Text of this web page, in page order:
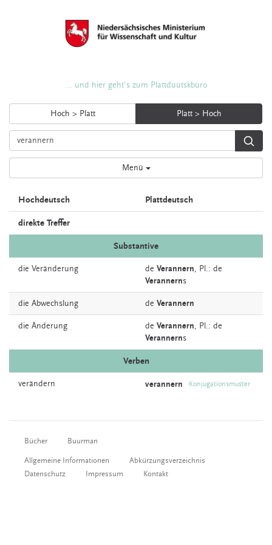
... und hier geht's zum Plattdüütskbüro
Hoch > Platt Platt > Hoch
Menü
Hochdeutsch Plattdeutsch
direkte Treffer
Substantive
die Veränderung de Verannern, Pl.: de
Verannerns
die Abwechslung de Verannern
die Änderung de Verannern, Pl.: de
Verannerns
Verben
verändern verannern Konjugationsmuster
Bücher Buurman
Allgemeine Informationen
Abkürzungsverzeichnis
Datenschutz
Impressum Kontakt